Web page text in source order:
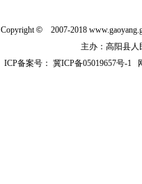
Copyright©2007-2018
主办：高阳县人
ICP备案号： 冀ICP备05019657号-1网